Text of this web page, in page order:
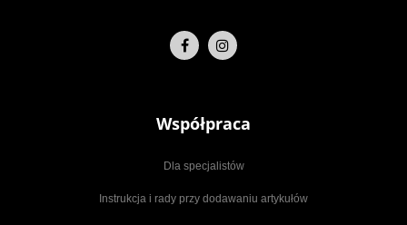
Współpraca
Dla specjalistów
Instrukcja i rady przy dodawaniu artykułów